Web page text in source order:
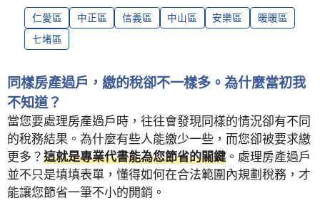
仁愛區 中正區 信義區 中山區 安樂區
暖暖區
七堵區
同樣房產過戶，繳的稅卻不一樣多。為什麼當初我
不知道？
當您要處理房產過戶時，往往會發現同樣的情況卻有不同
的稅務結果。為什麼有些人能繳少一些，而您卻被要求繳
更多？ 這就是專業代書能為您節省的關鍵 。處理房產過戶
並不只是填填表單，懂得如何在合法範圍內規劃稅務，才
能讓您節省一筆不小的開銷。